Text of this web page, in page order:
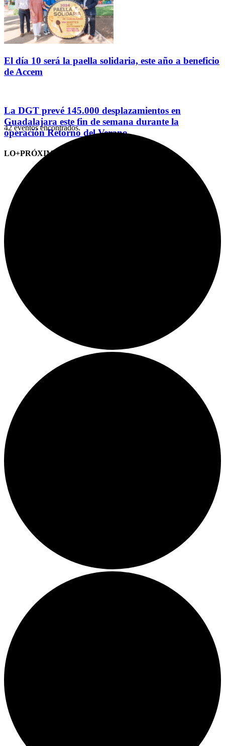
El día 10 será la paella solidaria, este año a beneficio
de Accem
La DGT prevé 145.000 desplazamientos en
Guadalajara este fin de semana durante la
operación Retorno del Verano
LO+PRÓXIMO (CITAS)
42 eventos encontrados.